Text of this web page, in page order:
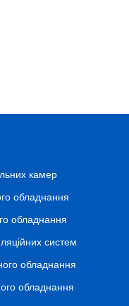
камер
обладнання
обладнання
систем
обладнання
обладнання